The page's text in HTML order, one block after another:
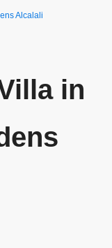
Alcalali
in